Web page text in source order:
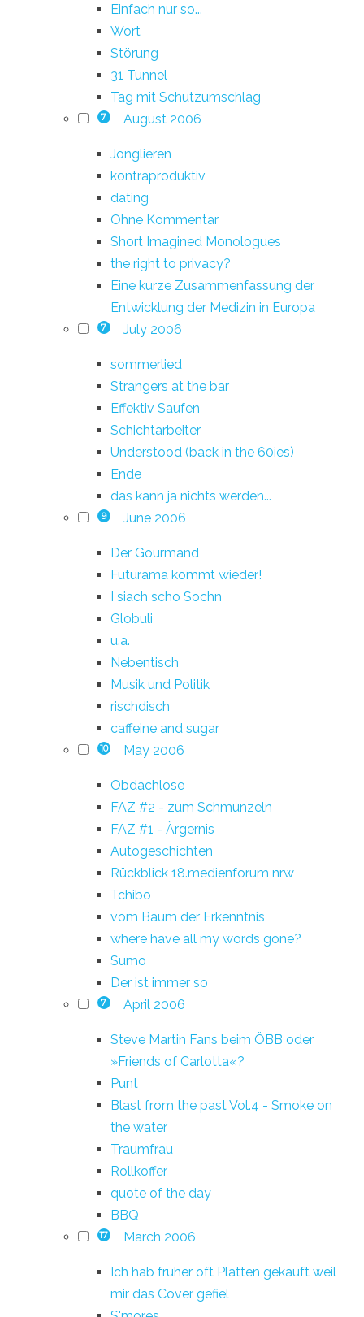
Einfach nur so...
Wort
Störung
31 Tunnel
Tag mit Schutzumschlag
7 August 2006
Jonglieren
kontraproduktiv
dating
Ohne Kommentar
Short Imagined Monologues
the right to privacy?
Eine kurze Zusammenfassung der
Entwicklung der Medizin in Europa
7 July 2006
sommerlied
Strangers at the bar
Effektiv Saufen
Schichtarbeiter
Understood (back in the 60ies)
Ende
das kann ja nichts werden...
9 June 2006
Der Gourmand
Futurama kommt wieder!
I siach scho Sochn
Globuli
u.a.
Nebentisch
Musik und Politik
rischdisch
caffeine and sugar
10 May 2006
Obdachlose
FAZ #2 - zum Schmunzeln
FAZ #1 - Ärgernis
Autogeschichten
Rückblick 18.medienforum nrw
Tchibo
vom Baum der Erkenntnis
where have all my words gone?
Sumo
Der ist immer so
7 April 2006
Steve Martin Fans beim ÖBB oder
»Friends of Carlotta«?
Punt
Blast from the past Vol.4 - Smoke on
the water
Traumfrau
Rollkoffer
quote of the day
BBQ
17 March 2006
Ich hab früher oft Platten gekauft weil
mir das Cover gefiel